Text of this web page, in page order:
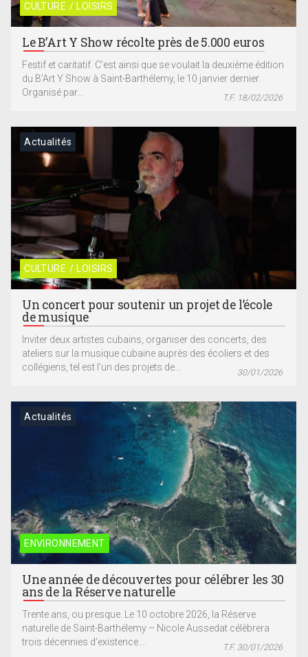
CULTURE / LOISIRS
Le B’Art Y Show récolte près de 5.000 euros
Festif et caritatif. C’est ainsi que se voulait la deuxième édition
du B’Art Y Show à Saint-Barthélemy, le 10 janvier dernier.
Organisé par...
T.F. 18/02/2026
CULTURE / LOISIRS
Actualités
Un concert pour soutenir un projet de l’école
de musique
Inviter deux artistes cubains, organiser des concerts, des
ateliers sur la musique cubaine auprès des écoliers et des
collégiens, tel est l’un des projets de...
30/01/2026
ENVIRONNEMENT
Actualités
Une année de découvertes pour célébrer les 30
ans de la Réserve naturelle
Trente ans, ou presque. Le 10 octobre 2026, la Réserve
naturelle de Saint-Barthélemy – Nicole Aussedat célèbrera
trois décennies d’existence....
T.F. 30/01/2026